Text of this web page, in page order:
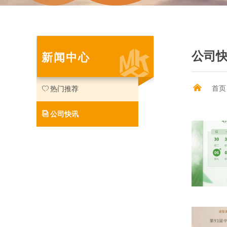
ꄀ 热门推荐
ꀢ 公司快讯
新闻中心 公司
낀 首页